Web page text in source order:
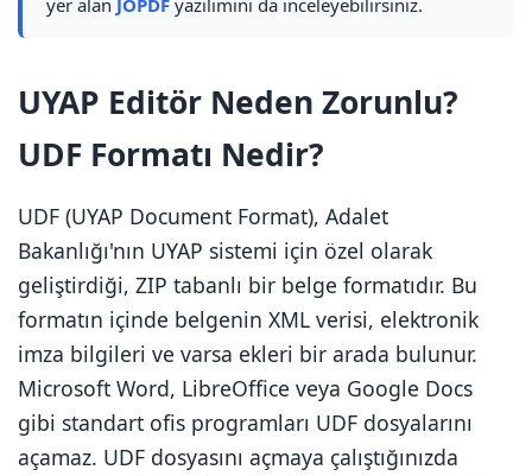
yer alan JOPDF yazılımını da inceleyebilirsiniz.
UYAP Editör Neden Zorunlu?
UDF Formatı Nedir?
UDF (UYAP Document Format), Adalet
Bakanlığı'nın UYAP sistemi için özel olarak
geliştirdiği, ZIP tabanlı bir belge formatıdır. Bu
formatın içinde belgenin XML verisi, elektronik
imza bilgileri ve varsa ekleri bir arada bulunur.
Microsoft Word, LibreOffice veya Google Docs
gibi standart ofis programları UDF dosyalarını
açamaz. UDF dosyasını açmaya çalıştığınızda